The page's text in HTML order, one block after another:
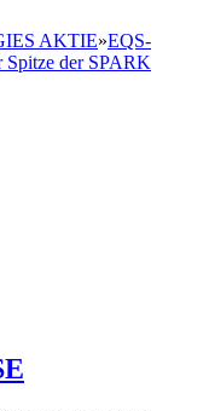
AKTIE»EQS-
Spitze der SPARK